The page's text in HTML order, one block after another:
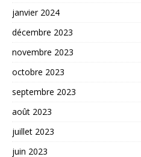
janvier 2024
décembre 2023
novembre 2023
octobre 2023
septembre 2023
août 2023
juillet 2023
juin 2023